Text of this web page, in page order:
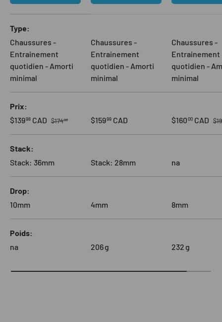
Type
Chaussures -
Entrainement
quotidien - Amorti
minimal
Chaussures -
Entrainement
quotidien - Amorti
minimal
Chaussures -
Entrainement
quotidien -
minimal
Prix
Prix soldé
$13998 CAD Prix habituel
$17499 Prix habituel
$15999 CAD Prix soldé
$16000 CAD
Stack
Stack: 36mm
Stack: 28mm na
Drop
10mm
4mm 8mm
Poids
na
206g 232 g